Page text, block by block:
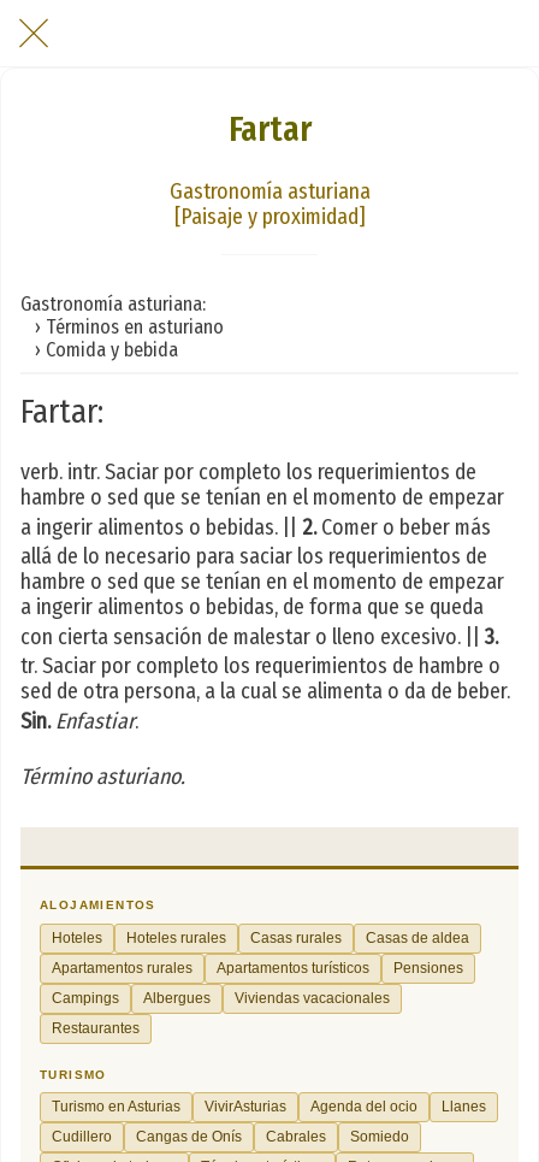
Fartar
Gastronomía asturiana
[Paisaje y proximidad]
Gastronomía asturiana:
› Términos en asturiano
› Comida y bebida
Fartar:
verb. intr. Saciar por completo los requerimientos de
hambre o sed que se tenían en el momento de empezar
a ingerir alimentos o bebidas. || 2.Comer o beber más
allá de lo necesario para saciar los requerimientos de
hambre o sed que se tenían en el momento de empezar
a ingerir alimentos o bebidas, de forma que se queda
con cierta sensación de malestar o lleno excesivo. || 3.
tr. Saciar por completo los requerimientos de hambre o
sed de otra persona, a la cual se alimenta o da de beber.
Sin. Enfastiar.
Término asturiano.